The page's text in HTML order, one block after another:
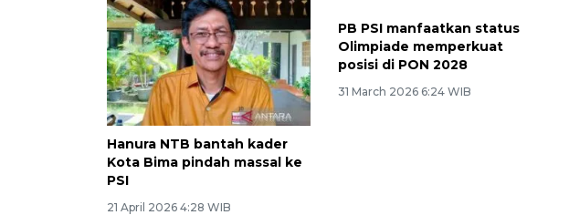
Hanura NTB bantah kader
Kota Bima pindah massal ke
PSI
21 April 2026 4:28 WIB